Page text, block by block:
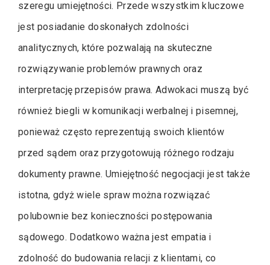
szeregu umiejętności. Przede wszystkim kluczowe
jest posiadanie doskonałych zdolności
analitycznych, które pozwalają na skuteczne
rozwiązywanie problemów prawnych oraz
interpretację przepisów prawa. Adwokaci muszą być
również biegli w komunikacji werbalnej i pisemnej,
ponieważ często reprezentują swoich klientów
przed sądem oraz przygotowują różnego rodzaju
dokumenty prawne. Umiejętność negocjacji jest także
istotna, gdyż wiele spraw można rozwiązać
polubownie bez konieczności postępowania
sądowego. Dodatkowo ważna jest empatia i
zdolność do budowania relacji z klientami, co